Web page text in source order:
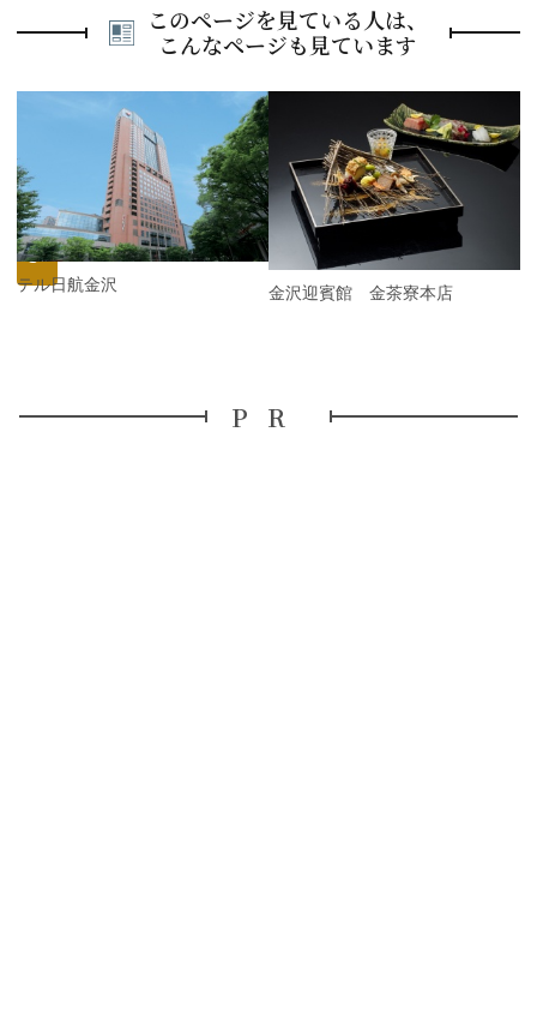
このページを見ている人は、
こんなページも見ています
v
i
o
u
s
ホテル日航金沢 金沢迎賓館 金茶寮本店
N
e
PR